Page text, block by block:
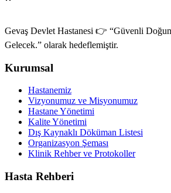
Gevaş Devlet Hastanesi 👉 “Güvenli
Gelecek.” olarak hedeflemiştir.
Kurumsal
Hastanemiz
Vizyonumuz ve Misyonumuz
Hastane Yönetimi
Kalite Yönetimi
Dış Kaynaklı Döküman Listesi
Organizasyon Şeması
Klinik Rehber ve Protokoller
Hasta Rehberi